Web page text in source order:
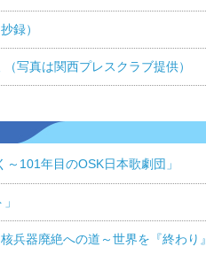
録）
（写真は関西プレスクラブ提供）
101年目のOSK日本歌劇団」
器廃絶への道～世界を『終わり』